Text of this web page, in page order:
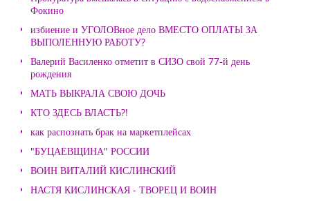
Фокино
избиение и УГОЛОВное дело ВМЕСТО ОПЛАТЫ ЗА
ВЫПОЛЕННУЮ РАБОТУ?
Валерий Василенко отметит в СИЗО свой 77-й день
рождения
МАТЬ ВЫКРАЛА СВОЮ ДОЧЬ
КТО ЗДЕСЬ ВЛАСТЬ?!
как распознать брак на маркетплейсах
"БУЦАЕВЩИНА" РОССИИ
ВОИН ВИТАЛИЙ КИСЛИНСКИЙ
НАСТЯ КИСЛИНСКАЯ - ТВОРЕЦ И ВОИН